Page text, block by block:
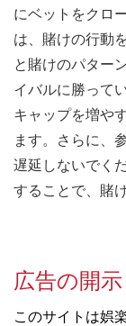
にベットをクロ
は、賭けの行動
と賭けのパター
イバルに勝って
キャップを増や
ます。さらに、
遅延しないでく
することで、賭
広告の開示
このサイトは娯